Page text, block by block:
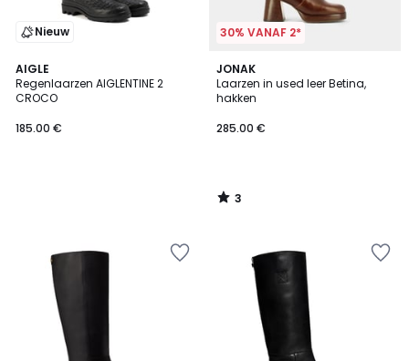
Nieuw
AIGLE
Regenlaarzen AIGLENTINE 2
CROCO
185.00 €
30% VANAF 2*
JONAK
Laarzen in used leer Betina,
hakken
285.00 €
3
/
5
3
/